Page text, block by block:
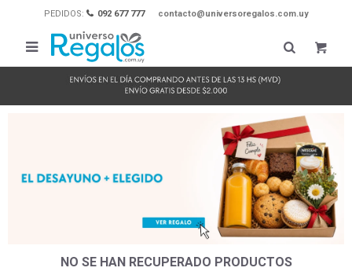
PEDIDOS: 092 677 777 contacto@universoregalos.com.uy

NO SE HAN RECUPERADO PRODUCTOS